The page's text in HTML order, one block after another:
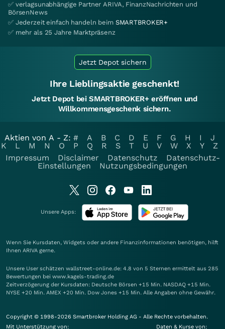
✅ verlagsunabhängige Partner ARIVA, FinanzNachrichten und
BörsenNews
✅ Jederzeit einfach handeln beim SMARTBROKER+
✅ mehr als 25 Jahre Marktpräsenz
Jetzt Depot sichern
Ihre Lieblingsaktie geschenkt!
Jetzt Depot bei SMARTBROKER+ eröffnen und
Willkommensgeschenk sichern.
Aktien von A - Z: # A B C D E F G H I
J
K
L M N O P Q R S T U V W X Y
Z
Impressum
Disclaimer Datenschutz
Datenschutz-
Einstellungen
Nutzungsbedingungen
Unsere Apps:
Wenn Sie Kursdaten, Widgets oder andere Finanzinformationen benötigen, hilft
Ihnen ARIVA gerne.
Unsere User schätzen wallstreet-online.de: 4.8 von 5 Sternen ermittelt aus 285
Bewertungen bei www.kagels-trading.de
Zeitverzögerung der Kursdaten: Deutsche Börsen +15 Min. NASDAQ +15 Min.
NYSE +20 Min. AMEX +20 Min. Dow Jones +15 Min. Alle Angaben ohne Gewähr.
Copyright © 1998-2026 Smartbroker Holding AG - Alle Rechte vorbehalten.
Mit Unterstützung von:
Daten & Kurse von: